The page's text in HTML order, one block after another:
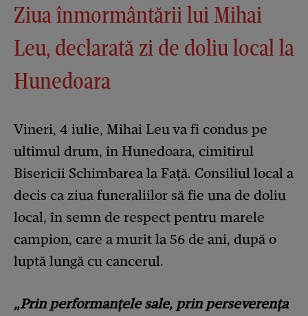
Ziua înmormântării lui Mihai
Leu, declarată zi de doliu local la
Hunedoara
Vineri, 4 iulie, Mihai Leu va fi condus pe
ultimul drum, în Hunedoara, cimitirul
Bisericii Schimbarea la Față. Consiliul local a
decis ca ziua funeraliilor să fie una de doliu
local, în semn de respect pentru marele
campion, care a murit la 56 de ani, după o
luptă lungă cu cancerul.
„Prin performanţele sale, prin perseverenţa